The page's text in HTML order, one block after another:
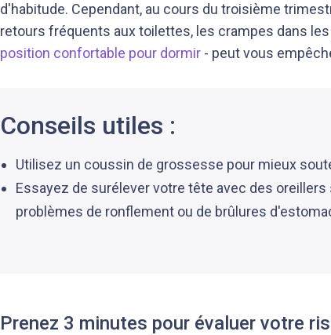
d'habitude. Cependant, au cours du troisième
retours fréquents aux toilettes, les crampes dans
position confortable pour dormir - peut vous
Utilisez un coussin de grossesse pour mieux
Essayez de surélever votre tête avec des
problèmes de ronflement ou de brûlures
Conseils utiles :
Prenez 3 minutes pour évaluer votre